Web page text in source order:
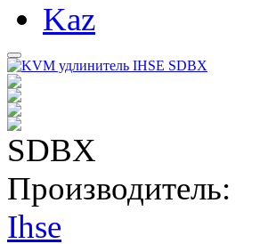
Kaz
SDBX
Производитель:
Ihse